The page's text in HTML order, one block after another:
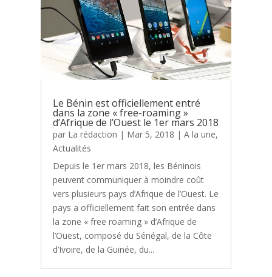
Le Bénin est officiellement entré
dans la zone « free-roaming »
d’Afrique de l’Ouest le 1er mars 2018
par La rédaction | Mar 5, 2018 |A la une,
Actualités
Depuis le 1er mars 2018, les Béninois
peuvent communiquer à moindre coût
vers plusieurs pays d’Afrique de l’Ouest. Le
pays a officiellement fait son entrée dans
la zone « free roaming » d’Afrique de
l’Ouest, composé du Sénégal, de la Côte
d’Ivoire, de la Guinée, du...